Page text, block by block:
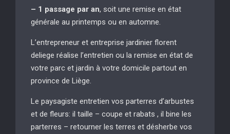
– 1 passage par an, soit une remise en état
générale au printemps ou en automne.
L’entrepreneur et entreprise jardinier florent
deliege réalise l’entretien ou la remise en état de
votre parc et jardin à votre domicile partout en
province de Liège.
Le paysagiste entretien vos parterres d’arbustes
et de fleurs: il taille – coupe et rabats , il bine les
parterres – retourner les terres et désherbe vos